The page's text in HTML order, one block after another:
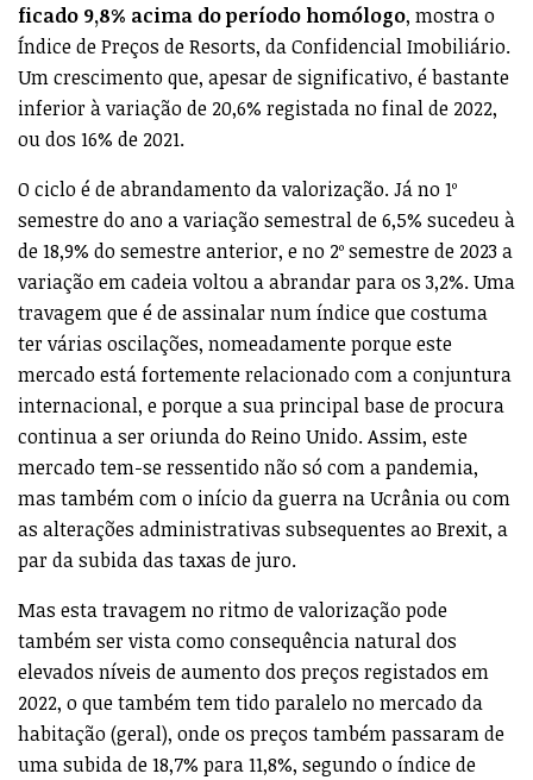
ficado 9,8% acima do período homólogo, mostra o
Índice de Preços de Resorts, da Confidencial Imobiliário.
Um crescimento que, apesar de significativo, é bastante
inferior à variação de 20,6% registada no final de 2022,
ou dos 16% de 2021.
O ciclo é de abrandamento da valorização. Já no 1º
semestre do ano a variação semestral de 6,5% sucedeu à
de 18,9% do semestre anterior, e no 2º semestre de 2023 a
variação em cadeia voltou a abrandar para os 3,2%. Uma
travagem que é de assinalar num índice que costuma
ter várias oscilações, nomeadamente porque este
mercado está fortemente relacionado com a conjuntura
internacional, e porque a sua principal base de procura
continua a ser oriunda do Reino Unido. Assim, este
mercado tem-se ressentido não só com a pandemia,
mas também com o início da guerra na Ucrânia ou com
as alterações administrativas subsequentes ao Brexit, a
par da subida das taxas de juro.
Mas esta travagem no ritmo de valorização pode
também ser vista como consequência natural dos
elevados níveis de aumento dos preços registados em
2022, o que também tem tido paralelo no mercado da
habitação (geral), onde os preços também passaram de
uma subida de 18,7% para 11,8%, segundo o índice de